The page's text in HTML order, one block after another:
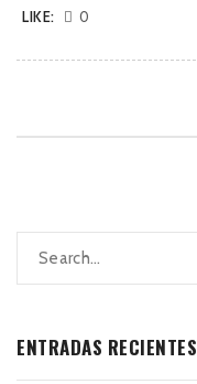
LIKE: 0
ENTRADAS RECIENTES